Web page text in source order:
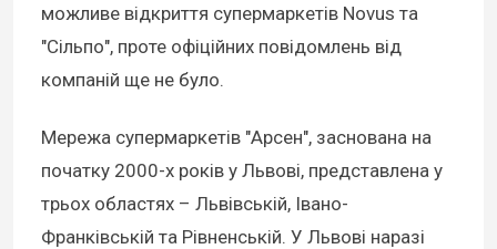
можливе відкриття супермаркетів Novus та
"Сільпо", проте офіційних повідомлень від
компаній ще не було.
Мережа супермаркетів "Арсен", заснована на
початку 2000-х років у Львові, представлена у
трьох областях – Львівській, Івано-
Франківській та Рівненській. У Львові наразі